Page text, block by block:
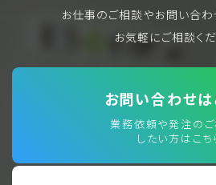
お仕事のご相談やお問い合わ
お気軽にご相談くだ
お問い合わせは
業務依頼や発注の
したい方はこち